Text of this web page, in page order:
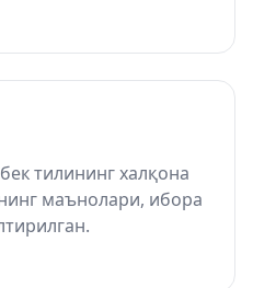
тилининг халқона
маънолари, ибора